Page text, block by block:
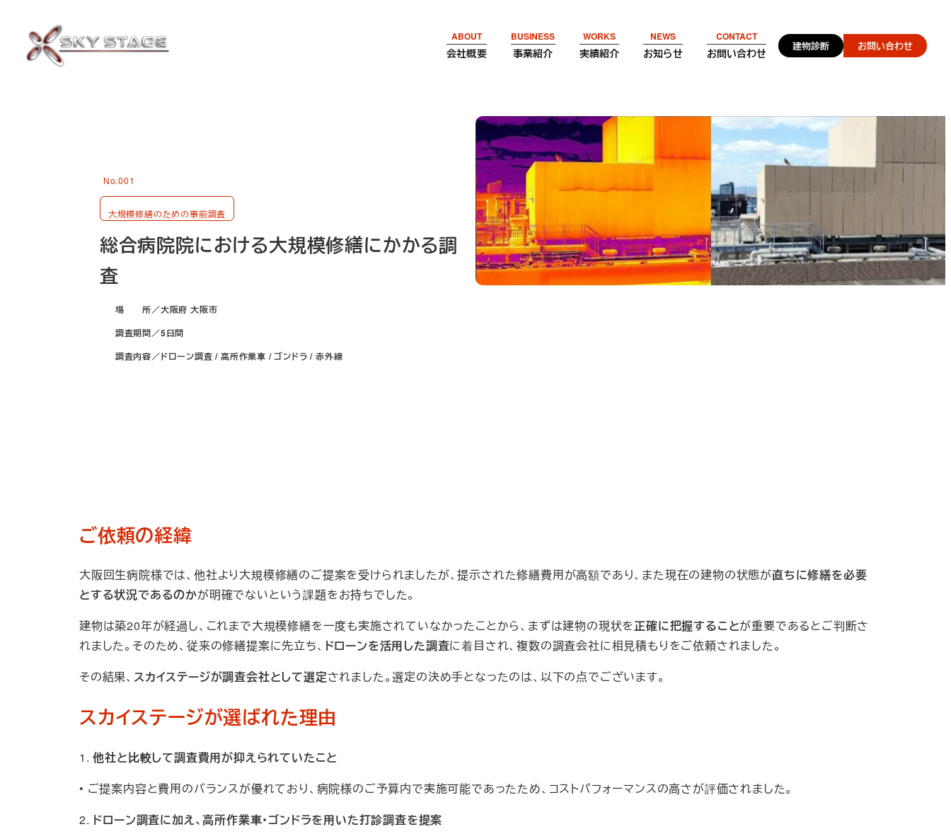
会社概要
ABOUT
事業紹介
BUSINESS
実績紹介
WORKS
お知らせ
NEWS
お問い合わせ
CONTACT
建物診断 お問い合わせ
No.001
大規模修繕のための事前調査
総合病院院における大規模修繕にかかる調
査
場 所／大阪府 大阪市
調査期間／5日間
調査内容／ドローン調査 / 高所作業車 / ゴンドラ / 赤外線
ご依頼の経緯
大阪回生病院様では、他社より大規模修繕のご提案を受けられましたが、提示された修繕費用が高額であり、また現在の建物の状態が直ちに修繕を必要
とする状況であるのかが明確でないという課題をお持ちでした。
建物は築20年が経過し、これまで大規模修繕を一度も実施されていなかったことから、まずは建物の現状を正確に把握することが重要であるとご判断さ
れました。そのため、従来の修繕提案に先立ち、 ドローンを活用した調査に着目され、複数の調査会社に相見積もりをご依頼されました。
その結果、 スカイステージが調査会社として選定されました。選定の決め手となったのは、以下の点でございます。
スカイステージが選ばれた理由
1.他社と比較して調査費用が抑えられていたこと
• ご提案内容と費用のバランスが優れており、病院様のご予算内で実施可能であったため、コストパフォーマンスの高さが評価されました。
2. ドローン調査に加え、高所作業車・ゴンドラを用いた打診調査を提案